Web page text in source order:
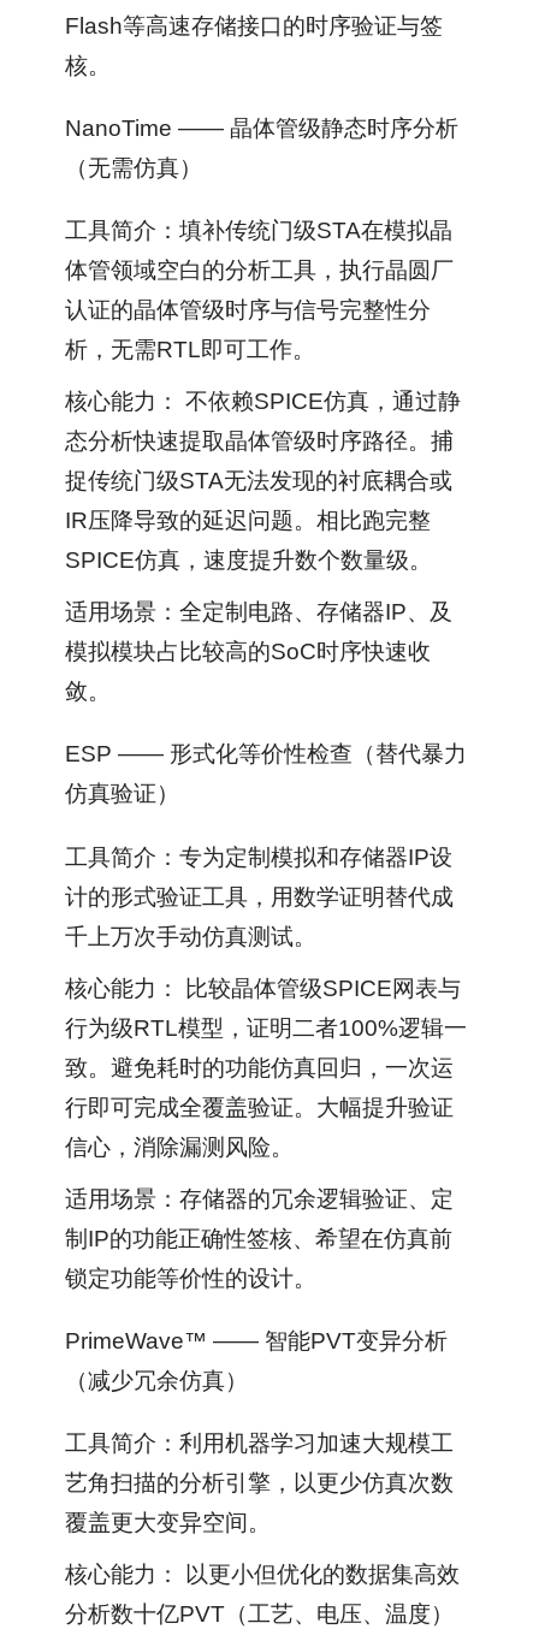
Flash等高速存储接口的时序验证与签
核。
NanoTime —— 晶体管级静态时序分析
（无需仿真）
工具简介：填补传统门级STA在模拟晶
体管领域空白的分析工具，执行晶圆厂
认证的晶体管级时序与信号完整性分
析，无需RTL即可工作。
核心能力： 不依赖SPICE仿真，通过静
态分析快速提取晶体管级时序路径。捕
捉传统门级STA无法发现的衬底耦合或
IR压降导致的延迟问题。相比跑完整
SPICE仿真，速度提升数个数量级。
适用场景：全定制电路、存储器IP、及
模拟模块占比较高的SoC时序快速收
敛。
ESP —— 形式化等价性检查（替代暴力
仿真验证）
工具简介：专为定制模拟和存储器IP设
计的形式验证工具，用数学证明替代成
千上万次手动仿真测试。
核心能力： 比较晶体管级SPICE网表与
行为级RTL模型，证明二者100%逻辑一
致。避免耗时的功能仿真回归，一次运
行即可完成全覆盖验证。大幅提升验证
信心，消除漏测风险。
适用场景：存储器的冗余逻辑验证、定
制IP的功能正确性签核、希望在仿真前
锁定功能等价性的设计。
PrimeWave™ —— 智能PVT变异分析
（减少冗余仿真）
工具简介：利用机器学习加速大规模工
艺角扫描的分析引擎，以更少仿真次数
覆盖更大变异空间。
核心能力： 以更小但优化的数据集高效
分析数十亿PVT（工艺、电压、温度）